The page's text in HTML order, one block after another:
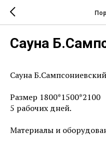
Сауна
Сауна
Размер 1800*1500*2100
5 рабочих дней.
Материалы и